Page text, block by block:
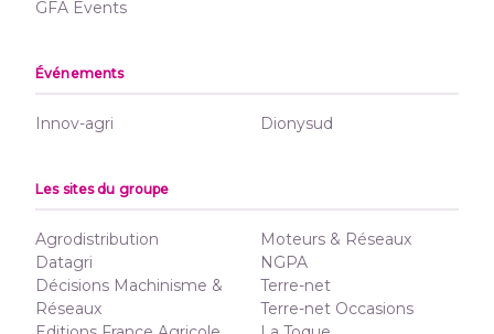
GFA Events
Événements
Innov-agri Dionysud
Les sites du groupe
Agrodistribution
Datagri
Décisions Machinisme &
Réseaux
Moteurs & Réseaux
NGPA
Terre-net
Terre-net Occasions